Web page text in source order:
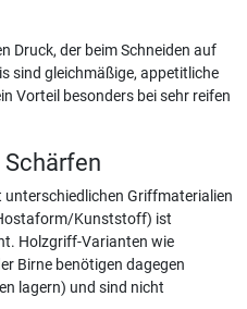
Druck, der beim Schneiden auf
sind gleichmäßige, appetitliche
Vorteil besonders bei sehr reifen
Schärfen
unterschiedlichen Griffmaterialien
Kunststoff) ist
Holzgriff-Varianten wie
Birne benötigen dagegen
lagern) und sind nicht